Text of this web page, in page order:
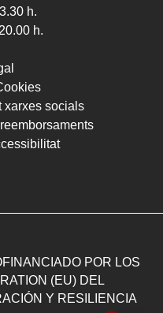
h.
h.
xarxes socials
POR LOS
(EU) DEL
Y RESILIENCIA